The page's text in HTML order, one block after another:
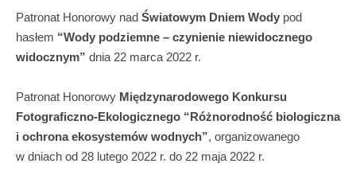
Patronat Honorowy nad Światowym Dniem Wody pod
hasłem “Wody podziemne – czynienie niewidocznego
widocznym” dnia 22 marca 2022 r.
Patronat Honorowy Międzynarodowego Konkursu
Fotograficzno-Ekologicznego “Różnorodność biologiczna
i ochrona ekosystemów wodnych”, organizowanego
w dniach od 28 lutego 2022 r. do 22 maja 2022 r.